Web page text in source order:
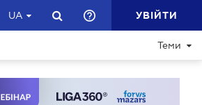
UA УВІЙТИ
Теми